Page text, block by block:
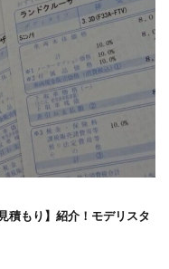
積もり】紹介！モデリスタ